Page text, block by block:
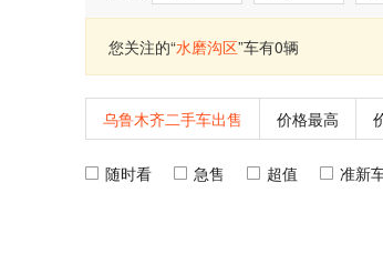
您关注的“水磨沟区”车有0辆
乌鲁木齐二手车出售 价格最高
随时看 急售 超值 准新